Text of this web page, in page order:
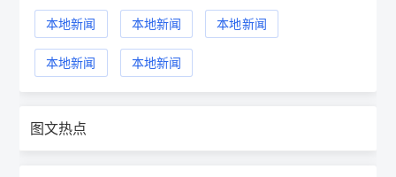
本地新闻 本地新闻 本地新闻
本地新闻 本地新闻
图文热点